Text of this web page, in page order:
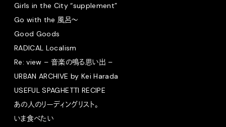
Girls in the City “supplement”
Go with the 風呂〜
Good Goods
RADICAL Localism
Re: view – 音楽の鳴る思い出 –
URBAN ARCHIVE by Kei Harada
USEFUL SPAGHETTI RECIPE
あの人のリーディングリスト。
いま食べたい